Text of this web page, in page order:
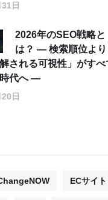
日
2026年のSEO戦略と
は？ ― 検索順位より
解される可視性」がすべ
代へ ―
日
ECサイト